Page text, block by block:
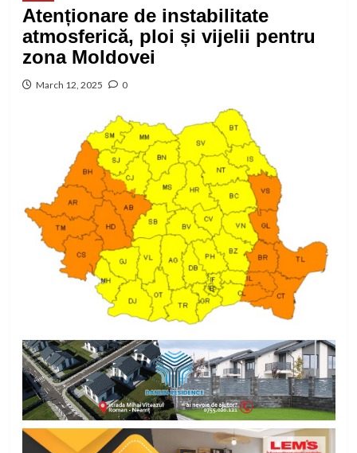
Atenționare de instabilitate
atmosferică, ploi și vijelii pentru
zona Moldovei
March 12, 2025 0